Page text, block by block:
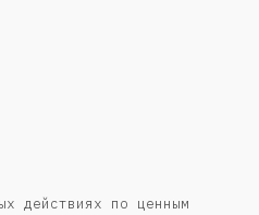
действиях по ценным